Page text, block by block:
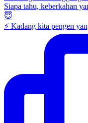
⚡ Kadang kita pengen